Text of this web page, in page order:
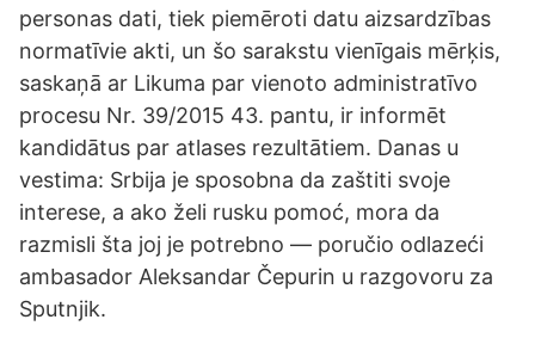
personas dati, tiek piemēroti datu aizsardzības
normatīvie akti, un šo sarakstu vienīgais mērķis,
saskaņā ar Likuma par vienoto administratīvo
procesu Nr. 39/2015 43. pantu, ir informēt
kandidātus par atlases rezultātiem. Danas u
vestima: Srbija je sposobna da zaštiti svoje
interese, a ako želi rusku pomoć, mora da
razmisli šta joj je potrebno — poručio odlazeći
ambasador Aleksandar Čepurin u razgovoru za
Sputnjik.